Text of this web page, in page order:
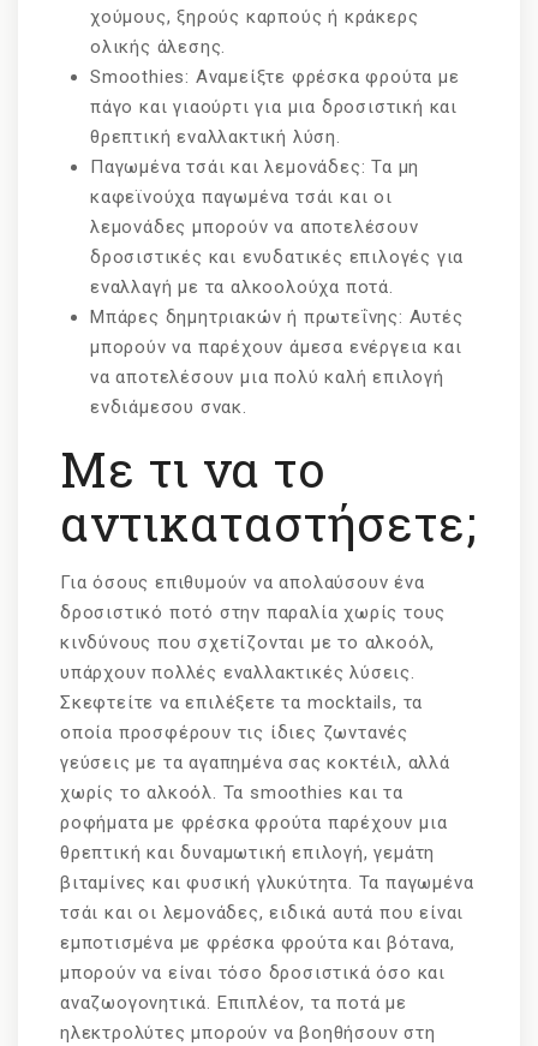
χούμους, ξηρούς καρπούς ή κράκερς
ολικής άλεσης.
Smoothies: Αναμείξτε φρέσκα φρούτα με
πάγο και γιαούρτι για μια δροσιστική και
θρεπτική εναλλακτική λύση.
Παγωμένα τσάι και λεμονάδες: Τα μη
καφεϊνούχα παγωμένα τσάι και οι
λεμονάδες μπορούν να αποτελέσουν
δροσιστικές και ενυδατικές επιλογές για
εναλλαγή με τα αλκοολούχα ποτά.
Μπάρες δημητριακών ή πρωτεΐνης: Αυτές
μπορούν να παρέχουν άμεσα ενέργεια και
να αποτελέσουν μια πολύ καλή επιλογή
ενδιάμεσου σνακ.
Με τι να το
αντικαταστήσετε;
Για όσους επιθυμούν να απολαύσουν ένα
δροσιστικό ποτό στην παραλία χωρίς τους
κινδύνους που σχετίζονται με το αλκοόλ,
υπάρχουν πολλές εναλλακτικές λύσεις.
Σκεφτείτε να επιλέξετε τα mocktails, τα
οποία προσφέρουν τις ίδιες ζωντανές
γεύσεις με τα αγαπημένα σας κοκτέιλ, αλλά
χωρίς το αλκοόλ. Τα smoothies και τα
ροφήματα με φρέσκα φρούτα παρέχουν μια
θρεπτική και δυναμωτική επιλογή, γεμάτη
βιταμίνες και φυσική γλυκύτητα. Τα παγωμένα
τσάι και οι λεμονάδες, ειδικά αυτά που είναι
εμποτισμένα με φρέσκα φρούτα και βότανα,
μπορούν να είναι τόσο δροσιστικά όσο και
αναζωογονητικά. Επιπλέον, τα ποτά με
ηλεκτρολύτες μπορούν να βοηθήσουν στη